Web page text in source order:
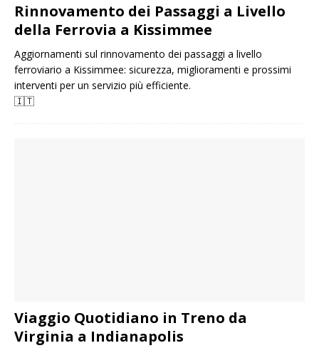
Rinnovamento dei Passaggi a Livello
della Ferrovia a Kissimmee
Aggiornamenti sul rinnovamento dei passaggi a livello
ferroviario a Kissimmee: sicurezza, miglioramenti e prossimi
interventi per un servizio più efficiente.
🇮🇹
Viaggio Quotidiano in Treno da
Virginia a Indianapolis